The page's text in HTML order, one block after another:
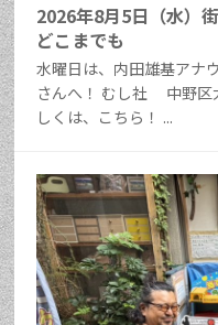
2026年8月5日（水）
どこまでも
水曜日は、内田雄基アナ
さんへ！ むし社 中野区
しくは、こちら！ ...